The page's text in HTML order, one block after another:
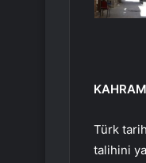
Türk
talihini